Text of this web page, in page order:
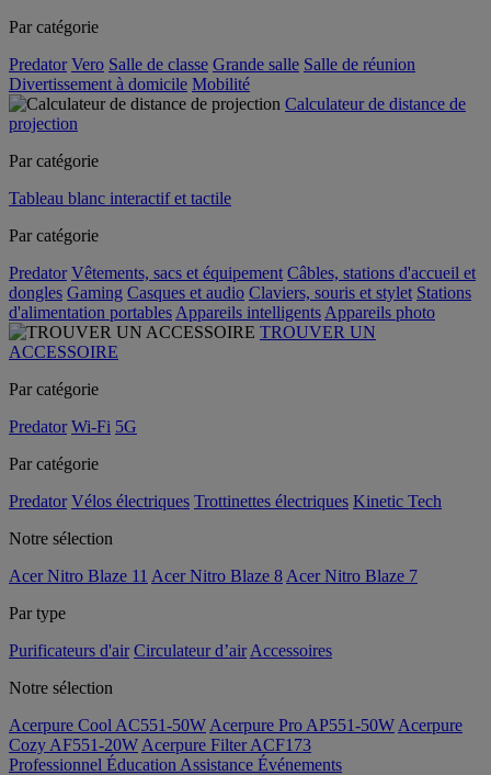
Par catégorie
Predator Vero Salle de classe Grande salle Salle de réunion
Divertissement à domicile Mobilité
Calculateur de distance de
projection
Par catégorie
Tableau blanc interactif et tactile
Par catégorie
Predator Vêtements, sacs et équipement Câbles, stations d'accueil et
dongles Gaming Casques et audio Claviers, souris et stylet Stations
d'alimentation portables Appareils intelligents Appareils photo
TROUVER UN
ACCESSOIRE
Par catégorie
Predator Wi-Fi 5G
Par catégorie
Predator Vélos électriques Trottinettes électriques Kinetic Tech
Notre sélection
Acer Nitro Blaze 11 Acer Nitro Blaze 8 Acer Nitro Blaze 7
Par type
Purificateurs d'air Circulateur d’air Accessoires
Notre sélection
Acerpure Cool AC551-50W Acerpure Pro AP551-50W Acerpure
Cozy AF551-20W Acerpure Filter ACF173
Professionnel Éducation Assistance Événements